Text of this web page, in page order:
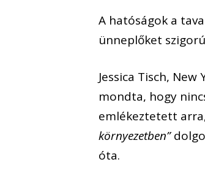
A hatóságok a
ünneplőket
Jessica Tisch,
mondta, hogy
emlékeztetett
környezetben”
óta.